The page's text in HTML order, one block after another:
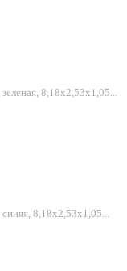
8,18х2,53х1,05...
8,18х2,53х1,05...